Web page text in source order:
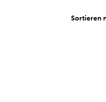
Sortieren